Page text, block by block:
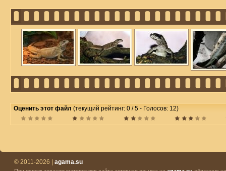
Оценить этот файл (текущий рейтинг: 0 / 5 - Голосов: 12)
© 2011-2026 | agama.su